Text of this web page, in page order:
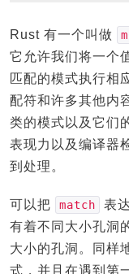
Rust 有一个叫做
它允许我们将一个
匹配的模式执行相
配符和许多其他内
类的模式以及它们
表现力以及编译器
到处理。
可以把 match
表
有着不同大小孔洞
大小的孔洞。同样
式，并且在遇到第